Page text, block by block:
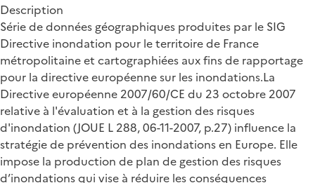
Description
Série de données géographiques produites par le SIG
Directive inondation pour le territoire de France
métropolitaine et cartographiées aux fins de rapportage
pour la directive européenne sur les inondations.La
Directive européenne 2007/60/CE du 23 octobre 2007
relative à l'évaluation et à la gestion des risques
d'inondation (JOUE L 288, 06-11-2007, p.27) influence la
stratégie de prévention des inondations en Europe. Elle
impose la production de plan de gestion des risques
d’inondations qui vise à réduire les conséquences